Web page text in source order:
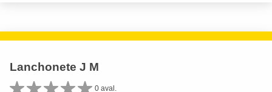
Lanchonete J M
0 aval.